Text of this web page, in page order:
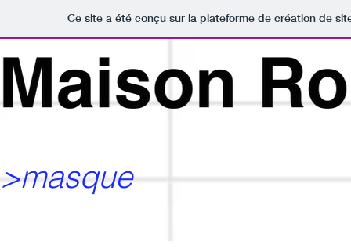
Ce site a été conçu sur la plateforme de création de
>masque